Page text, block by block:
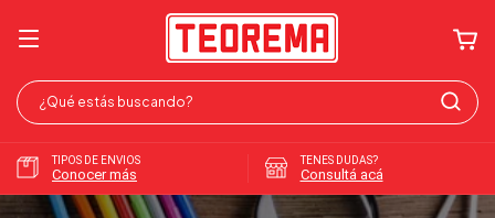
TIPOS DE ENVIOS
Conocer más
TENES DUDAS?
Consultá acá